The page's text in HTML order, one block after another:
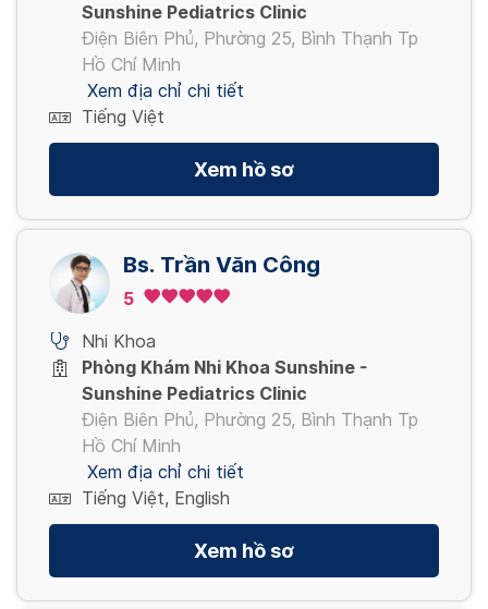
Sunshine Pediatrics Clinic
Điện Biên Phủ, Phường 25, Bình Thạnh Tp
Hồ Chí Minh
Xem địa chỉ chi tiết
Tiếng Việt
Xem hồ sơ
Bs. Trần Văn Công
5
Nhi Khoa
Phòng Khám Nhi Khoa Sunshine -
Sunshine Pediatrics Clinic
Điện Biên Phủ, Phường 25, Bình Thạnh Tp
Hồ Chí Minh
Xem địa chỉ chi tiết
Tiếng Việt, English
Xem hồ sơ